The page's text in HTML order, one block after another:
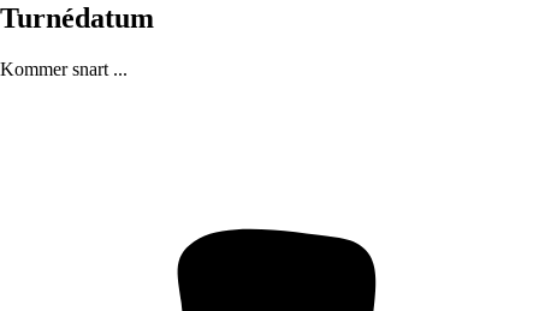
Turnédatum
Kommer snart ...